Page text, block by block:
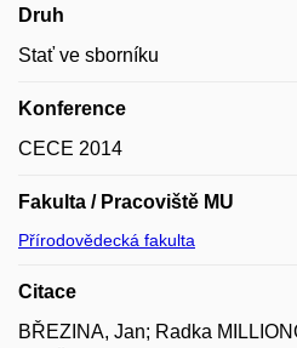
Druh
Stať ve sborníku
Konference
CECE 2014
Fakulta / Pracoviště MU
Přírodovědecká fakulta
Citace
BŘEZINA, Jan; Radka